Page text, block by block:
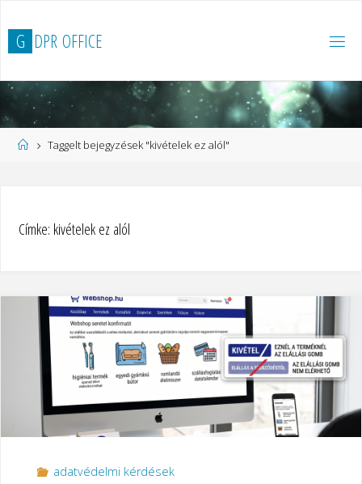
tartalomhoz
G DPR OFFICE
Kezdőlap
Taggelt bejegyzések "kivételek ez alól"
Címke: kivételek ez alól
adatvédelmi kérdések